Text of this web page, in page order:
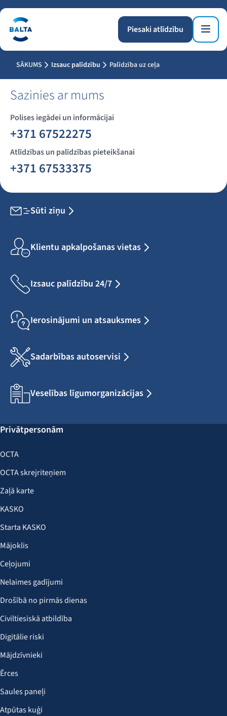
Piesaki atlīdzību
SĀKUMS Izsauc palīdzību Palīdzība uz ceļa
Sazinies ar mums
Polises iegādei un informācijai
+371 67522275
Atlīdzības un palīdzības pieteikšanai
+371 67533375
Sūti ziņu
Klientu apkalpošanas vietas
Izsauc palīdzību 24/7
Ierosinājumi un atsauksmes
Sadarbības autoservisi
Veselības līgumorganizācijas
Privātpersonām
OCTA
OCTA skrejriteņiem
Zaļā karte
KASKO
Starta KASKO
Mājoklis
Ceļojumi
Nelaimes gadījumi
Drošībā no pirmās dienas
Civiltiesiskā atbildība
Digitālie riski
Mājdzīvnieki
Ērces
Saules paneļi
Atpūtas kuģi